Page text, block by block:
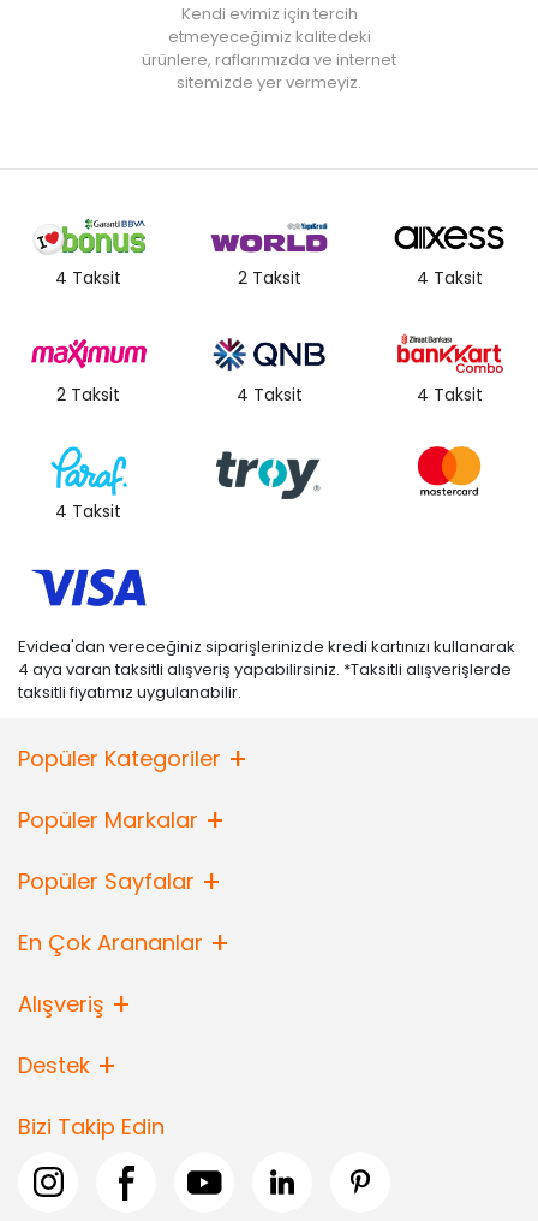
Kendi evimiz için tercih
etmeyeceğimiz kalitedeki
ürünlere, raflarımızda ve internet
sitemizde yer vermeyiz.
4 Taksit 2 Taksit 4 Taksit
2 Taksit 4 Taksit 4 Taksit
4 Taksit
Evidea'dan vereceğiniz siparişlerinizde kredi kartınızı kullanarak
4 aya varan taksitli alışveriş yapabilirsiniz. *Taksitli alışverişlerde
taksitli fiyatımız uygulanabilir.
Popüler Kategoriler
Popüler Markalar
Popüler Sayfalar
En Çok Arananlar
Alışveriş
Destek
Bizi Takip Edin